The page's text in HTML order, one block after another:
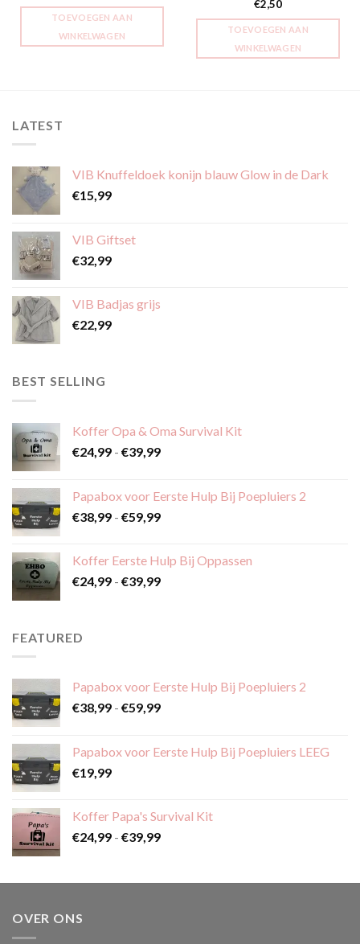
was:
€12,99.
is:
€10,00.
TOEVOEGEN AAN
WINKELWAGEN
€2,50
TOEVOEGEN AAN
WINKELWAGEN
LATEST
VIB Knuffeldoek konijn blauw Glow in de Dark
€15,99
VIB Giftset
€32,99
VIB Badjas grijs
€22,99
BEST SELLING
Koffer Opa & Oma Survival Kit
€24,99 - €39,99Prijsklasse:
€39,99
Papabox voor Eerste Hulp Bij Poepluiers 2
€38,99 - €59,99Prijsklasse:
€59,99
Koffer Eerste Hulp Bij Oppassen
€24,99 - €39,99Prijsklasse:
FEATURED
Papabox voor Eerste Hulp Bij Poepluiers 2
€38,99 - €59,99Prijsklasse:
€59,99
Papabox voor Eerste Hulp Bij Poepluiers LEEG
€19,99
Koffer Papa's Survival Kit
€24,99 - €39,99Prijsklasse:
€39,99
OVER ONS